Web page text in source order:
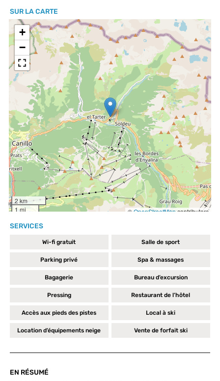
SUR LA CARTE
SERVICES
Wi-fi gratuit Salle de sport
Parking privé Spa & massages
Bagagerie Bureau d’excursion
Pressing Restaurant de l’hôtel
Accès aux pieds des pistes Local à ski
Location d’équipements neige Vente de forfait ski
EN RÉSUMÉ